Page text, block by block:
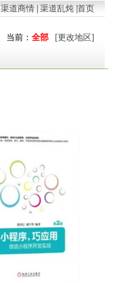
渠道商情 渠道乱炖 首页
当前： 全部 [更改地区]